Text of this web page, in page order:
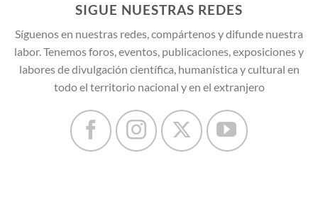
SIGUE NUESTRAS REDES
Síguenos en nuestras redes, compártenos y difunde nuestra
labor. Tenemos foros, eventos, publicaciones, exposiciones y
labores de divulgación científica, humanística y cultural en
todo el territorio nacional y en el extranjero